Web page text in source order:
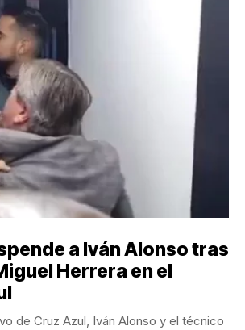
a Iván Alonso tras
Herrera en el
de Cruz Azul, Iván Alonso y el técnico